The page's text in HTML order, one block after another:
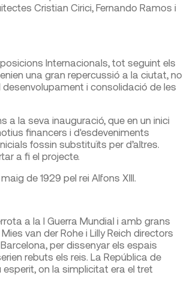
Cristian Cirici, Fernando Ramos i
Internacionals, tot seguint els
una gran repercussió a la ciutat, no
i consolidació de les
a la seva inauguració, que en un inici
financers i d'esdeveniments
fossin substituïts per d’altres.
a fi el projecte.
de 1929 pel rei Alfons XIII.
a la I Guerra Mundial i amb grans
van der Rohe i Lilly Reich directors
per dissenyar els espais
rebuts els reis. La República de
on la simplicitat era el tret